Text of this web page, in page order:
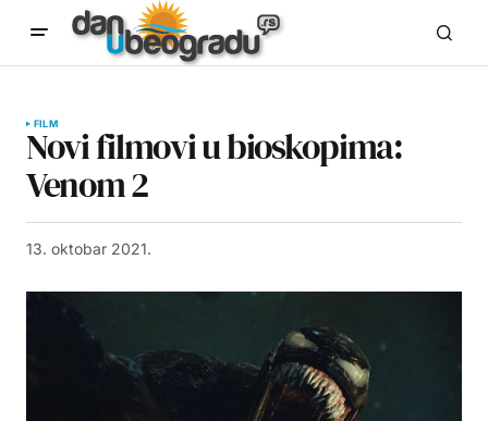
FILM
Novi filmovi u bioskopima:
Venom 2
13. oktobar 2021.